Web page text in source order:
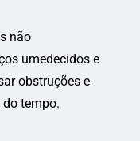
não
umedecidos e
obstruções e
tempo.